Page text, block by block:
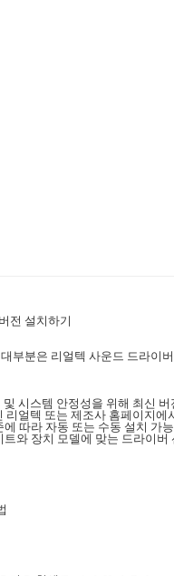
전 설치하기
부분은 리얼텍 사운드 드라
시스템 안정성을 위해 최신 버
얼텍 또는 제조사 홈페이지에
따라 자동 또는 수동 설치 가능
와 장치 모델에 맞는 드라이버